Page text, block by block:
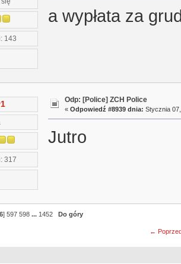
143
a wypłata za
317
Odp: [Police] ZCH Police
« Odpowiedź #8939 dnia: Stycznia
Jutro
]597 598 ... 1452 Do góry
←